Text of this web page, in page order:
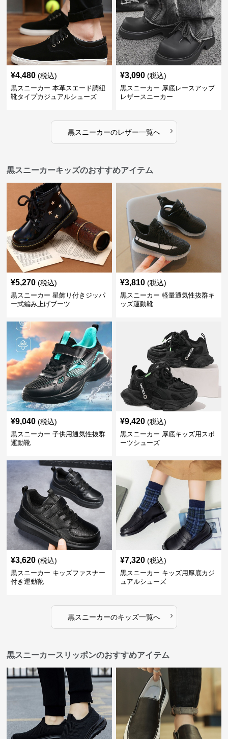
¥4,480 (税込)
黒スニーカー 本革スエード調紐
靴タイプカジュアルシューズ
¥3,090 (税込)
黒スニーカー 厚底レースアップ
レザースニーカー
黒スニーカーのレザー一覧へ ›
黒スニーカーキッズのおすすめアイテム
¥5,270 (税込)
黒スニーカー 星飾り付きジッパ
ー式編み上げブーツ
¥3,810 (税込)
黒スニーカー 軽量通気性抜群キ
ッズ運動靴
¥9,040 (税込)
黒スニーカー 子供用通気性抜群
運動靴
¥9,420 (税込)
黒スニーカー 厚底キッズ用スポ
ーツシューズ
¥3,620 (税込)
黒スニーカー キッズファスナー
付き運動靴
¥7,320 (税込)
黒スニーカー キッズ用厚底カジ
ュアルシューズ
黒スニーカーのキッズ一覧へ ›
黒スニーカースリッポンのおすすめアイテム